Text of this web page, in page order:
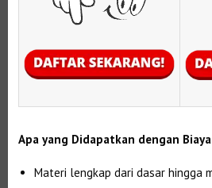
Apa yang Didapatkan dengan Biaya
Materi lengkap dari dasar hingga